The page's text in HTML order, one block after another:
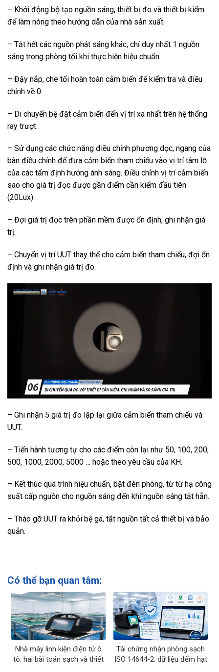
– Khởi động bộ tạo nguồn sáng, thiết bị đo và thiết bị kiểm
để làm nóng theo hướng dẫn của nhà sản xuất.
– Tắt hết các nguồn phát sáng khác, chỉ duy nhất 1 nguồn
sáng trong phòng tối khi thực hiện hiệu chuẩn.
– Đậy nắp, che tối hoàn toàn cảm biến để kiểm tra và điều
chỉnh về 0.
– Di chuyển bệ đặt cảm biến đến vị trí xa nhất trên hệ thống
ray trượt.
– Sử dụng các chức năng điều chỉnh phương dọc, ngang của
bàn điều chỉnh để đưa cảm biến tham chiếu vào vị trí tâm lỗ
của các tấm định hướng ánh sáng. Điều chỉnh vị trí cảm biến
sao cho giá trị đọc được gần điểm cần kiểm đầu tiên
(20Lux).
– Đợi giá trị đọc trên phần mềm được ổn định, ghi nhận giá
trị.
– Chuyển vị trí UUT thay thế cho cảm biến tham chiếu, đợi ổn
định và ghi nhận giá trị đo.
– Ghi nhận 5 giá trị đo lặp lại giữa cảm biến tham chiếu và
UUT.
– Tiến hành tương tự cho các điểm còn lại như 50, 100, 200,
500, 1000, 2000, 5000 … hoặc theo yêu cầu của KH.
– Kết thúc quá trình hiệu chuẩn, bật đèn phòng, từ từ hạ công
suất cấp nguồn cho nguồn sáng đến khi nguồn sáng tắt hẳn.
– Tháo gỡ UUT ra khỏi bệ gá, tắt nguồn tất cả thiết bị và bảo
quản.
Có thể bạn quan tâm:
Nhà máy linh kiện điện tử ô
tô: hai bài toán sạch và thiết
Tái chứng nhận phòng sạch
ISO 14644-2: dữ liệu đếm hạt